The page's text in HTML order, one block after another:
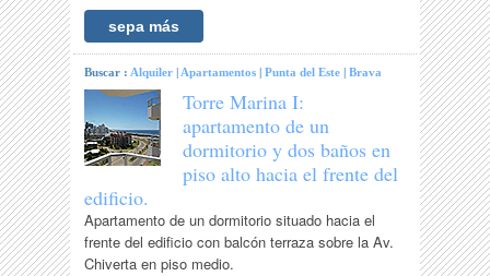
sepa más
Buscar : Alquiler | Apartamentos |Punta del Este |Brava
Torre Marina I:
apartamento de un
dormitorio y dos baños en
piso alto hacia el frente del
edificio.
Apartamento de un dormitorio situado hacia el
frente del edificio con balcón terraza sobre la Av.
Chiverta en piso medio.